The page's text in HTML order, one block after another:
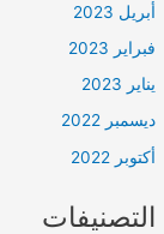
أبريل 2023
فبراير 2023
يناير 2023
ديسمبر 2022
أكتوبر 2022
التصنيفات